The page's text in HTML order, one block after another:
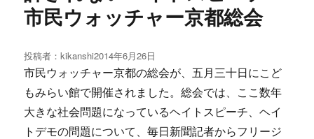
市民ウォッチャー京都総会
投稿者：kikanshi投
稿
日:
2014年6月26日
市民ウォッチャー京都の総会が、五月三十日にこど
もみらい館で開催されました。総会では、ここ数年
大きな社会問題になっているヘイトスピーチ、ヘイ
トデモの問題について、毎日新聞記者からフリージ